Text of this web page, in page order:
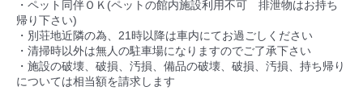
・ペット同伴ＯＫ(ペットの館内施設利用不可 排泄物はお持ち
帰り下さい)
・別荘地近隣の為、21時以降は車内にてお過ごしください
・清掃時以外は無人の駐車場になりますのでご了承下さい
・施設の破壊、破損、汚損、備品の破壊、破損、汚損、持ち帰り
については相当額を請求します